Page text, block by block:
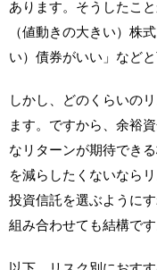
あります。そうしたこ
（値動きの大きい）株
い）債券がいい」などと
しかし、どのくらいの
ます。ですから、余裕
なリターンが期待でき
を減らしたくないなら
投資信託を選ぶように
組み合わせても結構です